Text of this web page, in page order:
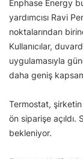
Enphase Energy
yardımcısı Ravi
noktalarından
Kullanıcılar,
uygulamasıyla
daha geniş
Termostat, şirketin
ön siparişe açıldı.
bekleniyor.